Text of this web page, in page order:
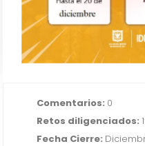
Comentarios: 0
Retos diligenciados:
Fecha Cierre: